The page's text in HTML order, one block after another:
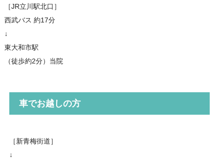
［JR立川駅北口］
西武バス 約17分
↓
東大和市駅
（徒歩約2分）当院
車でお越しの方
［新青梅街道］
↓